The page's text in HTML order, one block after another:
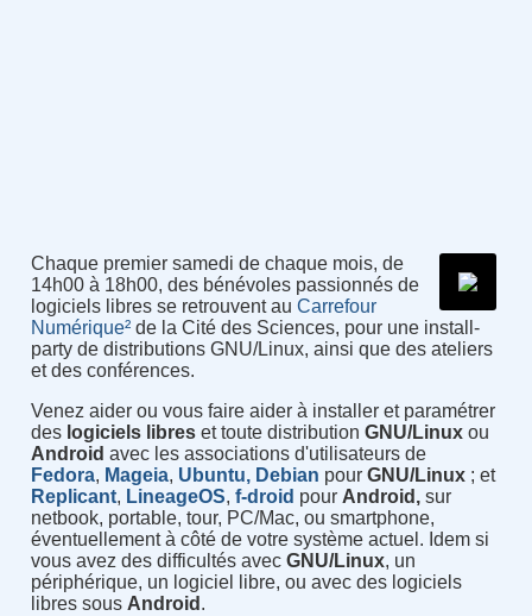
Chaque premier samedi de chaque mois, de
14h00 à 18h00, des bénévoles passionnés de
logiciels libres se retrouvent au Carrefour
Numérique²de la Cité des Sciences, pour une install-
party de distributions GNU/Linux, ainsi que des ateliers
et des conférences.
Venez aider ou vous faire aider à installer et paramétrer
des logiciels libreset toute distribution GNU/Linuxou
Android avec les associations d'utilisateurs de
Fedora, Mageia, Ubuntu, Debian pour GNU/Linux; et
Replicant, LineageOS, f-droid pour Android,sur
netbook, portable, tour, PC/Mac, ou smartphone,
éventuellement à côté de votre système actuel. Idem si
vous avez des difficultés avec GNU/Linux, un
périphérique, un logiciel libre, ou avec des logiciels
libres sous Android .